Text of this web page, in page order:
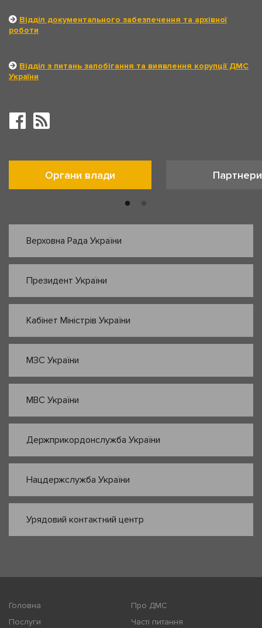
Відділ документального забезпечення та архівної
роботи
Відділ з питань запобігання та виявлення корупції ДМС
України
Органи влади Партнери
Верховна Рада України
Президент України
Кабінет Міністрів України
МЗС України
МВС України
Держприкордонслужба України
Нацдержслужба України
Урядовий контактний центр
Головна
Про ДМС
Послуги
Часті питання